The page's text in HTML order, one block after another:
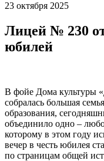
23 октября 2025
Лицей № 230
юбилей
В фойе Дома культуры
собралась большая
образования,
объединило одно –
которому в этом году
вечер в честь юбилея
по страницам общей